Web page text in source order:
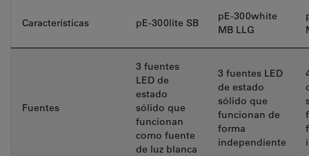
Características pE-300lite SB
pE-300white
MB LLG
Fuentes
3 fuentes
LED de
estado
sólido que
funcionan
como fuente
de luz blanca
3 fuentes LED
de estado
sólido que
funcionan de
forma
independiente